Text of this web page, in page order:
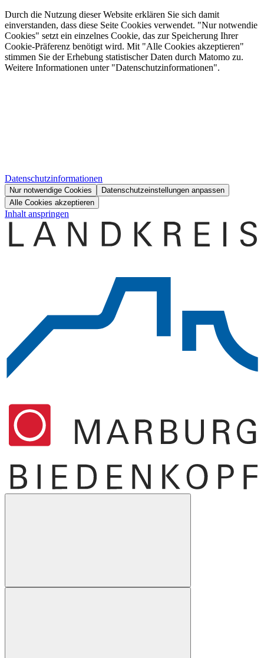
Durch die Nutzung dieser Website erklären Sie sich damit
einverstanden, dass diese Seite Cookies verwendet. "Nur notwendie
Cookies" setzt ein einzelnes Cookie, das zur Speicherung Ihrer
Cookie-Präferenz benötigt wird. Mit "Alle Cookies akzeptieren"
stimmen Sie der Erhebung statistischer Daten durch Matomo zu.
Weitere Informationen unter "Datenschutzinformationen".
Datenschutzinformationen
Nur notwendige Cookies
Datenschutzeinstellungen anpassen
Alle Cookies akzeptieren
Inhalt anspringen